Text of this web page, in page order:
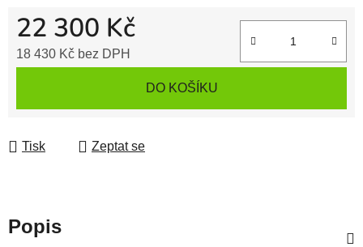
22 300 Kč
18 430 Kč bez DPH
DO KOŠÍKU
Tisk Zeptat se
Popis